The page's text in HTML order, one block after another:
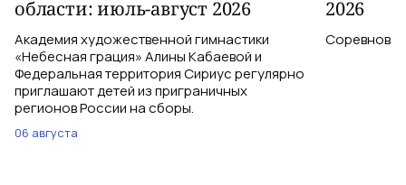
области: июль-август 2026
Академия художественной гимнастики
«Небесная грация» Алины Кабаевой и
Федеральная территория Сириус регулярно
приглашают детей из приграничных
регионов России на сборы.
06 августа
2026